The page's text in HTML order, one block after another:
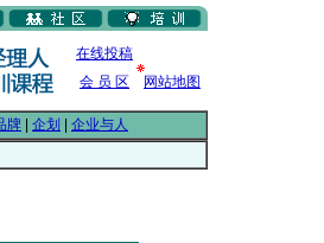
在线投稿
会 员 区
网站地图
牌 企划
企业与人